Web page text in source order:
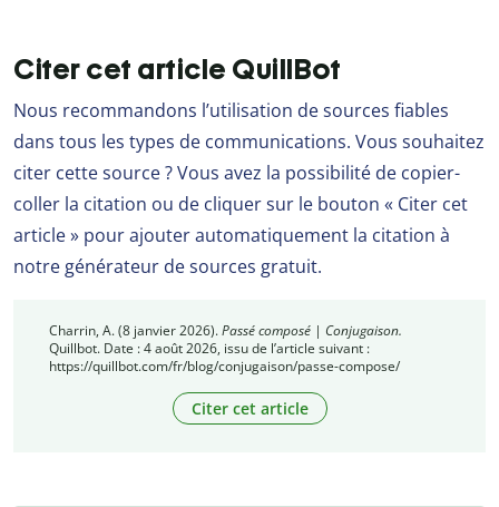
Citer cet article QuillBot
Nous recommandons l’utilisation de sources fiables
dans tous les types de communications. Vous souhaitez
citer cette source ? Vous avez la possibilité de copier-
coller la citation ou de cliquer sur le bouton « Citer cet
article » pour ajouter automatiquement la citation à
notre générateur de sources gratuit.
Charrin, A. (8 janvier 2026).Passé composé | Conjugaison.
Quillbot. Date : 4 août 2026, issu de l’article suivant :
https://quillbot.com/fr/blog/conjugaison/passe-compose/
Citer cet article